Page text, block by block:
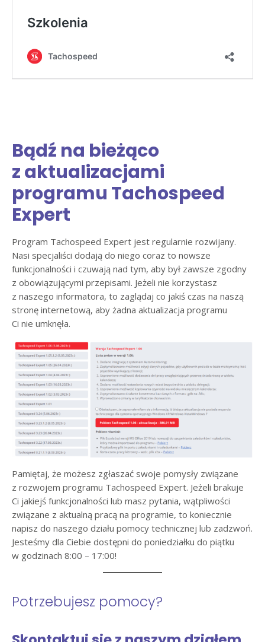
Bądź na bieżąco
z aktualizacjami
programu Tachospeed
Expert
Program Tachospeed Expert jest regularnie rozwijany.
Nasi specjaliści dodają do niego coraz to nowsze
funkcjonalności i czuwają nad tym, aby był zawsze zgodny
z obowiązującymi przepisami. Jeżeli nie korzystasz
z naszego informatora, to zaglądaj co jakiś czas na naszą
stronę internetową, aby żadna aktualizacja programu
Ci nie umknęła.
Pamiętaj, że możesz zgłaszać swoje pomysły związane
z rozwojem programu Tachospeed Expert. Jeżeli brakuje
Ci jakiejś funkcjonalności lub masz pytania, wątpliwości
związane z aktualną pracą na programie, to koniecznie
napisz do naszego działu pomocy technicznej lub zadzwoń.
Jesteśmy dla Ciebie dostępni do poniedziałku do piątku
w godzinach 8:00 – 17:00!
Potrzebujesz pomocy?